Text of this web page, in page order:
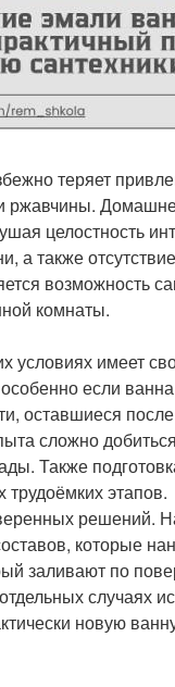
теряет
ржавчины.
целостность
а также
возможность
комнаты.
имеет
если
оставшиеся
сложно
Также
этапов.
решений.
которые
заливают по
случаях
новую